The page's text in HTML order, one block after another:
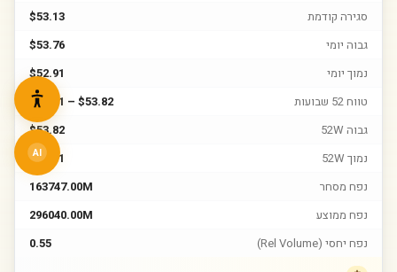
סגירה קודמת
$53.13
גבוה יומי
$53.76
נמוך יומי
$52.91
טווח 52 שבועות
$35.71 – $53.82
גבוה 52W
$53.82
נמוך 52W
$35.71
נפח מסחר
163747.00M
נפח ממוצע
296040.00M
נפח יחסי (Rel Volume)
0.55
AI